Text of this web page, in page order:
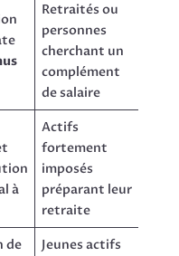
Retraités ou
personnes
cherchant un
complément
de salaire
à
Actifs
fortement
imposés
préparant leur
retraite
de
Jeunes actifs